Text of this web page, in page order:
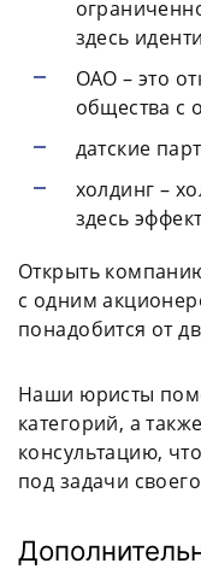
здесь
ОАО – это
общества с
датские
холдинг –
здесь
Открыть
с одним
понадобится от
Наши юристы
категорий, а
консультацию,
под задачи